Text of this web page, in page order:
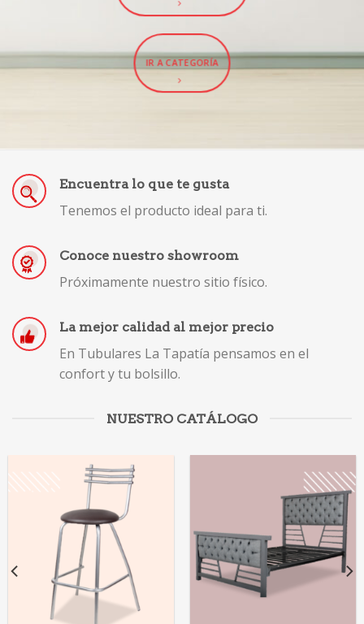
IR A CATEGORÍA
Encuentra lo que te gusta
Tenemos el producto ideal para ti.
Conoce nuestro showroom
Próximamente nuestro sitio físico.
La mejor calidad al mejor precio
En Tubulares La Tapatía pensamos en el
confort y tu bolsillo.
NUESTRO CATÁLOGO